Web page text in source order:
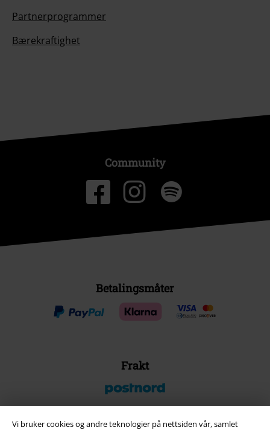
Vi bruker cookies og andre teknologier på nettsiden vår, samlet
Partnerprogrammer
Bærekraftighet
Community
Betalingsmåter
Frakt